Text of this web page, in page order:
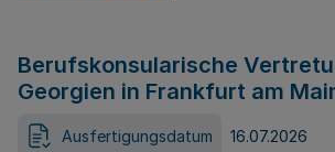
Berufskonsularische
Georgien in Frankfurt am
Ausfertigungsdatum 16.07.2026